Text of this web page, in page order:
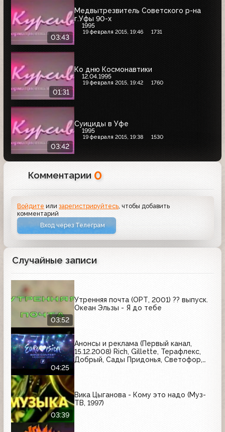
03:43
Медвытрезвитель Советского р-на
г.Уфы 90-х
1995
19 февраля 2015, 19:46 1731
01:31
Ко дню Космонавтики
12.04.1995
19 февраля 2015, 19:42 1760
03:42
Суициды в Уфе
1995
19 февраля 2015, 19:38 1530
Комментарии 0
Войдите илизарегистрируйтесь, чтобы добавить
комментарий
Вход через Телеграм
Случайные записи
03:52
Утренняя почта (ОРТ, 2001) ?? выпуск.
Океан Эльзы - Я до тебе
04:25
Анонсы и реклама (Первый канал,
15.12.2008) Rich, Gillette, Терафлекс,
Добрый, Сады Придонья, Светофор,
03:39
Вика Цыганова - Кому это надо (Муз-
ТВ, 1997)